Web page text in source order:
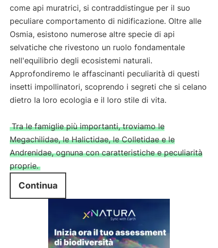
come api muratrici, si contraddistingue per il suo
peculiare comportamento di nidificazione. Oltre alle
Osmia, esistono numerose altre specie di api
selvatiche che rivestono un ruolo fondamentale
nell'equilibrio degli ecosistemi naturali.
Approfondiremo le affascinanti peculiarità di questi
insetti impollinatori, scoprendo i segreti che si celano
dietro la loro ecologia e il loro stile di vita.
Tra le famiglie più importanti, troviamo le
Megachilidae, le Halictidae, le Colletidae e le
Andrenidae, ognuna con caratteristiche e peculiarità
proprie.
Continua